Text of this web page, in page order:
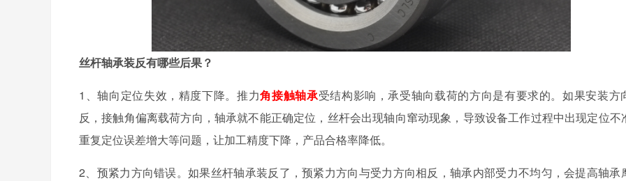
丝杆轴承装反有哪些后果？
1 、轴向定位失效，精度下降。推力角接触轴承受结构影响，承受轴向载荷的方向是有要求的。如果安装方
反，接触角偏离载荷方向，轴承就不能正确定位，丝杆会出现轴向窜动现象，导致设备工作过程中出现定位不
重复定位误差增大等问题，让加工精度下降，产品合格率降低。
2、预紧力方向错误。如果丝杆轴承装反了，预紧力方向与受力方向相反，轴承内部受力不均匀，会提高轴承